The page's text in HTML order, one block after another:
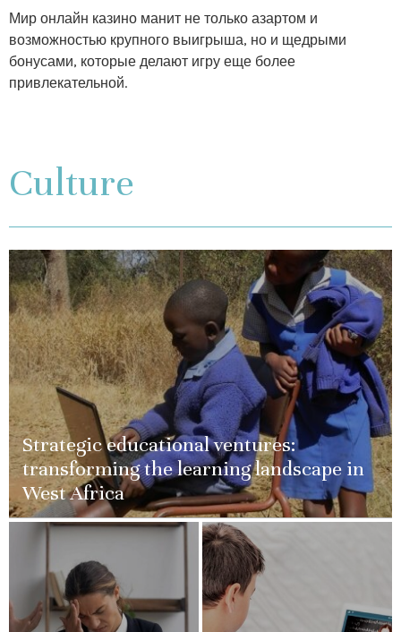
Мир онлайн казино манит не только азартом и
возможностью крупного выигрыша, но и щедрыми
бонусами, которые делают игру еще более
привлекательной.
Culture
Strategic educational ventures:
transforming the learning landscape in
West Africa